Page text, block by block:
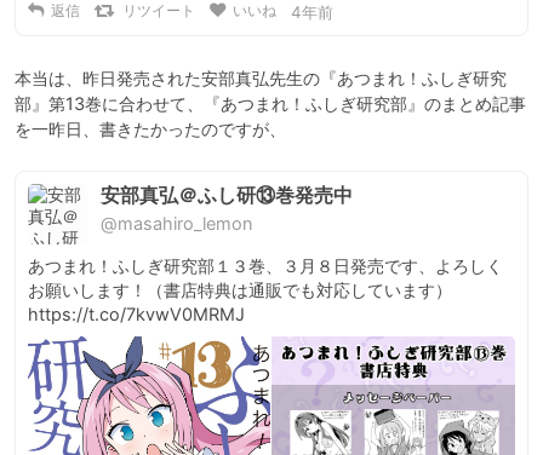
返信 リツイート いいね 4年前
本当は、昨日発売された安部真弘先生の『あつまれ！ふしぎ研究
部』第13巻に合わせて、『あつまれ！ふしぎ研究部』のまとめ記事
を一昨日、書きたかったのですが、
安部真弘＠ふし研⑬巻発売中
@masahiro_lemon
あつまれ！ふしぎ研究部１３巻、３月８日発売です、よろしく
お願いします！（書店特典は通販でも対応しています）
https://t.co/7kvwV0MRMJ